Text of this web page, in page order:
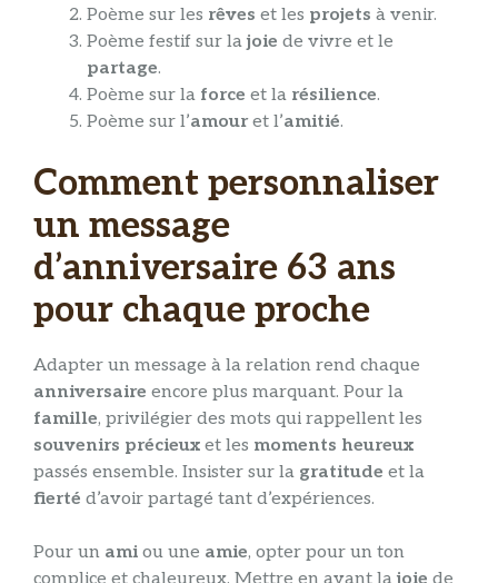
Poème sur les rêves et les projets à venir.
Poème festif sur la joie de vivre et le
partage.
Poème sur la force et la résilience.
Poème sur l’amouret l’amitié.
Comment personnaliser
un message
d’anniversaire 63 ans
pour chaque proche
Adapter un message à la relation rend chaque
anniversaire encore plus marquant. Pour la
famille, privilégier des mots qui rappellent les
souvenirs précieux et les moments heureux
passés ensemble. Insister sur la gratitude et la
fierté d’avoir partagé tant d’expériences.
Pour un ami ou une amie, opter pour un ton